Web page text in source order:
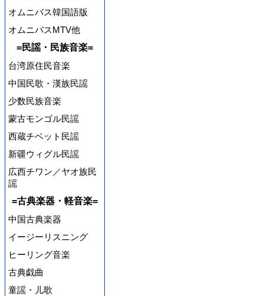
オムニバス韓国語版
オムニバスMTV他
=民謡・民族音楽=
台湾原住民音楽
中国民歌・漢族民謡
少数民族音楽
蒙古モンゴル民謡
西蔵チベット民謡
新疆ウィグル民謡
広西チワン／ヤオ族民
謡
=古典楽器・軽音楽=
中国古典楽器
イージーリスニング
ヒーリング音楽
古典戯曲
童謡・儿歌